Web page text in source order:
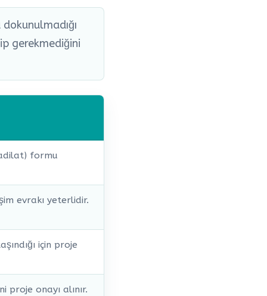
gerekmediğini
formu
evrakı yeterlidir.
için proje
proje onayı alınır.